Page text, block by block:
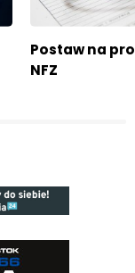
Postaw na
NFZ